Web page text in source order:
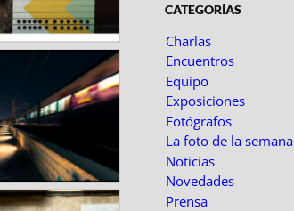
CATEGORÍAS
Charlas
Encuentros
Equipo
Exposiciones
Fotógrafos
La foto de la semana
Noticias
Novedades
Prensa